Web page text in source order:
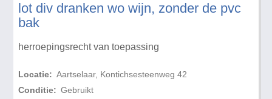
lot div dranken wo wijn, zonder de pvc
bak
herroepingsrecht van toepassing
Locatie: Aartselaar, Kontichsesteenweg 42
Conditie: Gebruikt